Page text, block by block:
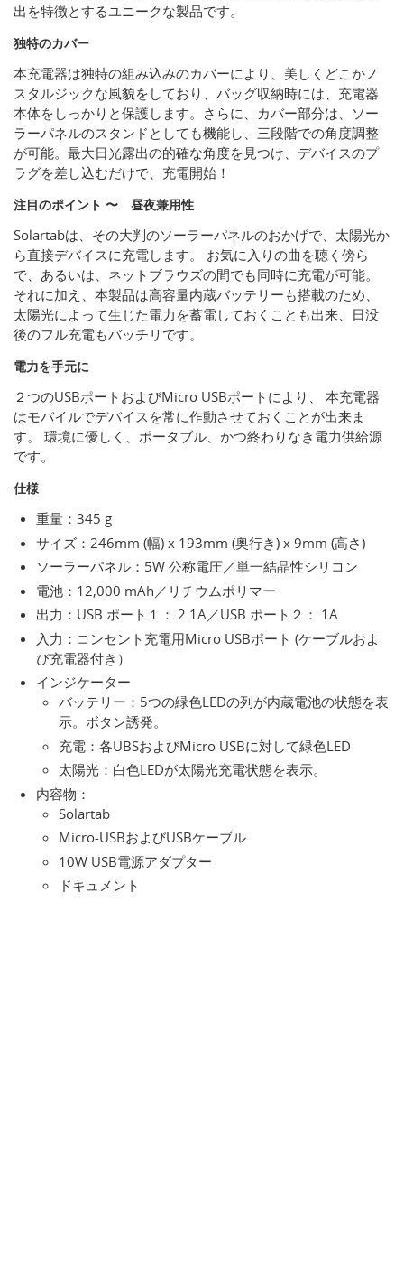
出を特徴とするユニークな製品です。
独特のカバー
本充電器は独特の組み込みのカバーにより、美しくどこかノ
スタルジックな風貌をしており、バッグ収納時には、充電器
本体をしっかりと保護します。さらに、カバー部分は、ソー
ラーパネルのスタンドとしても機能し、三段階での角度調整
が可能。最大日光露出の的確な角度を見つけ、デバイスのプ
ラグを差し込むだけで、充電開始！
注目のポイント 〜 昼夜兼用性
Solartabは、その大判のソーラーパネルのおかげで、太陽光か
ら直接デバイスに充電します。 お気に入りの曲を聴く傍ら
で、あるいは、ネットブラウズの間でも同時に充電が可能。
それに加え、本製品は高容量内蔵バッテリーも搭載のため、
太陽光によって生じた電力を蓄電しておくことも出来、日没
後のフル充電もバッチリです。
電力を手元に
２つのUSBポートおよびMicro USBポートにより、 本充電器
はモバイルでデバイスを常に作動させておくことが出来ま
す。 環境に優しく、ポータブル、かつ終わりなき電力供給源
です。
仕様
重量：345 g
サイズ：246mm (幅) x 193mm (奥行き) x 9mm (高さ)
ソーラーパネル：5W 公称電圧／単一結晶性シリコン
電池：12,000 mAh／リチウムポリマー
出力：USB ポート１： 2.1A／USB ポート２： 1A
入力：コンセント充電用Micro USBポート (ケーブルおよ
び充電器付き）
インジケーター
バッテリー：5つの緑色LEDの列が内蔵電池の状態を表
示。ボタン誘発。
充電：各UBSおよびMicro USBに対して緑色LED
太陽光：白色LEDが太陽光充電状態を表示。
内容物：
Solartab
Micro-USBおよびUSBケーブル
10W USB電源アダプター
ドキュメント